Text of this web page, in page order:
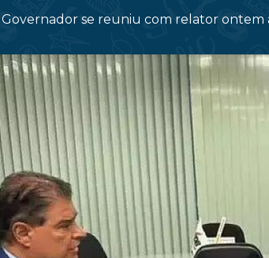
Governador se reuniu com relator ontem